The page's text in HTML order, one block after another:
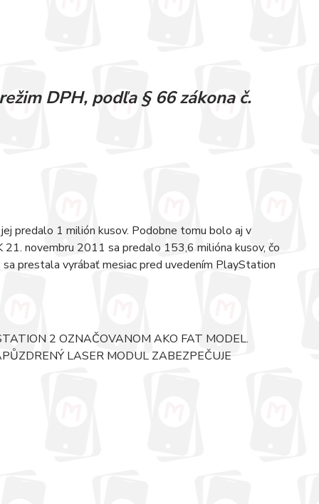
DPH, podľa § 66 zákona č.
predalo 1 milión kusov. Podobne tomu bolo aj v
novembru 2011 sa predalo 153,6 milióna kusov, čo
prestala vyrábať mesiac pred uvedením PlayStation
2 OZNAČOVANOM AKO FAT MODEL.
LASER MODUL ZABEZPEČUJE